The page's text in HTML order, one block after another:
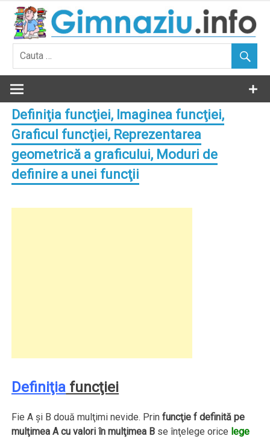
Skip
content
Definiţia funcţiei, Imaginea funcţiei,
Graficul funcţiei, Reprezentarea
geometrică a graficului, Moduri de
definire a unei funcţii
Definiţia funcţiei
Fie A şi B două mulţimi nevide. Prinfuncţie f definită pe
mulţimea A cu valori în mulţimea B se înţelege orice lege